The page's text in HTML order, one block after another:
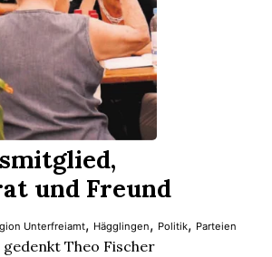
und Freund
Unterfreiamt, Hägglingen, Politik, Parteien
gedenkt Theo Fischer